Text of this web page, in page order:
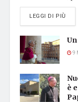
LEGGI DI PIÙ
9
è